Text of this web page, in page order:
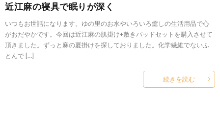
近江麻の寝具で眠りが深く
いつもお世話になります。ゆの里のお水やいろいろ癒しの生活用品で心
がおだやかです。今回は近江麻の肌掛け+敷きパッドセットを購入させて
頂きました。ずっと麻の夏掛けを探しておりました。化学繊維でないふ
とんで […]
続きを読む